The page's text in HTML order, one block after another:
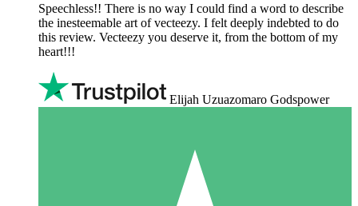
Speechless!! There is no way I could find a word to describe
the inesteemable art of vecteezy. I felt deeply indebted to do
this review. Vecteezy you deserve it, from the bottom of my
heart!!!
Elijah Uzuazomaro Godspower